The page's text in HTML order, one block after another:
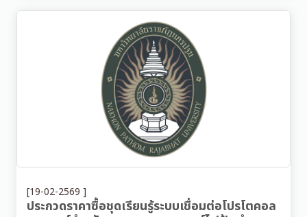
[19-02-2569 ]
ประกวดราคาซื้อชุดเรียนรู้ระบบเชื่อมต่อโปรโตคอล